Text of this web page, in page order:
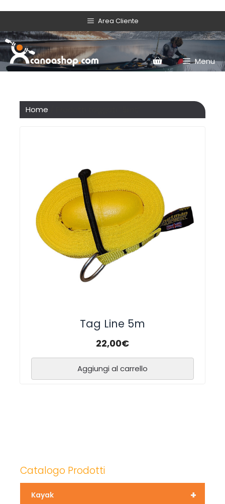
Area Cliente
Menu
Home
Tag Line 5m
22,00€
Aggiungi al carrello
Catalogo Prodotti
+
Kayak